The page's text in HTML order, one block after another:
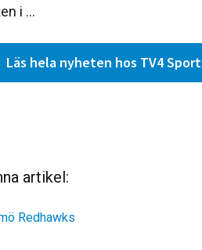
i ...
Läs hela nyheten hos TV4 Sport
artikel:
Redhawks